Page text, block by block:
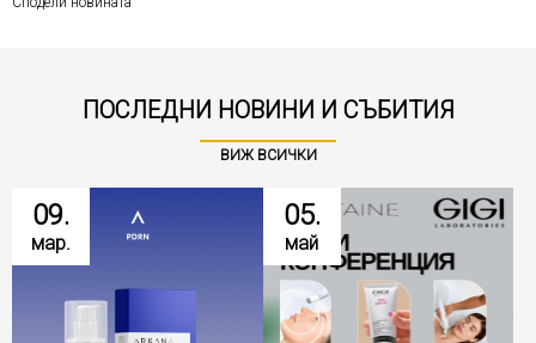
ПОСЛЕДНИ НОВИНИ И СЪБИТИЯ
ВИЖ ВСИЧКИ
09.
мар.
05.
май